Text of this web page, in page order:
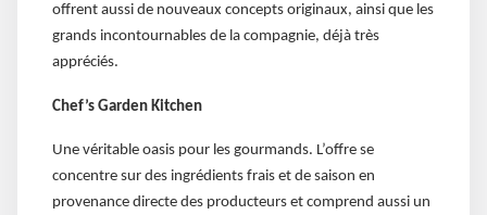
offrent aussi de nouveaux concepts originaux, ainsi que les
grands incontournables de la compagnie, déjà très
appréciés.
Chef’s Garden Kitchen
Une véritable oasis pour les gourmands. L’offre se
concentre sur des ingrédients frais et de saison en
provenance directe des producteurs et comprend aussi un